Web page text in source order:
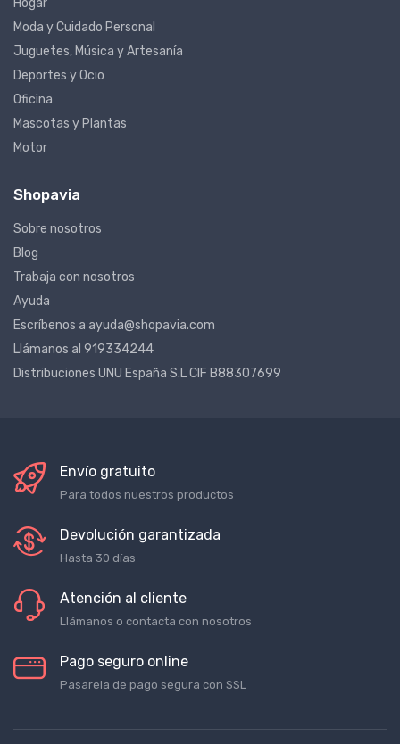
Hogar
Moda y Cuidado Personal
Juguetes, Música y Artesanía
Deportes y Ocio
Oficina
Mascotas y Plantas
Motor
Shopavia
Sobre nosotros
Blog
Trabaja con nosotros
Ayuda
Escríbenos a ayuda@shopavia.com
Llámanos al 919334244
Distribuciones UNU España S.L CIF B88307699
Envío gratuito
Para todos nuestros productos
Devolución garantizada
Hasta 30 días
Atención al cliente
Llámanos o contacta con nosotros
Pago seguro online
Pasarela de pago segura con SSL